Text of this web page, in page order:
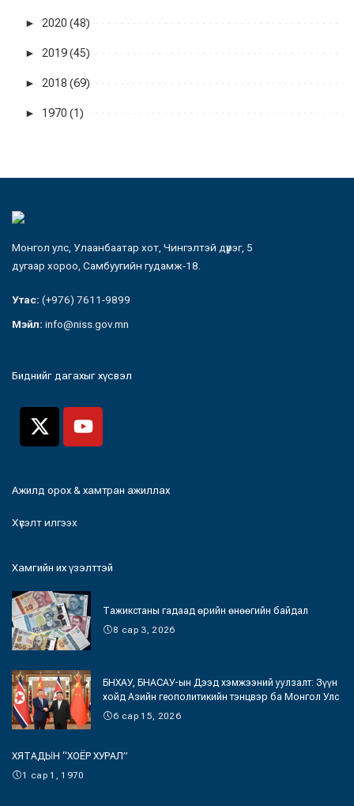
► 2020 (48)
► 2019 (45)
► 2018 (69)
► 1970 (1)
Монгол улс, Улаанбаатар хот, Чингэлтэй дүүрэг, 5
дугаар хороо, Самбуугийн гудамж-18.
Утас: (+976) 7611-9899
Мэйл: info@niss.gov.mn
Биднийг дагахыг хүсвэл
Ажилд орох & хамтран ажиллах
Хүсэлт илгээх
Хамгийн их үзэлттэй
Тажикстаны гадаад өрийн өнөөгийн байдал
8 сар 3, 2026
БНХАУ, БНАСАУ-ын Дээд хэмжээний уулзалт: Зүүн
хойд Азийн геополитикийн тэнцвэр ба Монгол Улс
6 сар 15, 2026
ХЯТАДЫН “ХОЁР ХУРАЛ”
1 сар 1, 1970